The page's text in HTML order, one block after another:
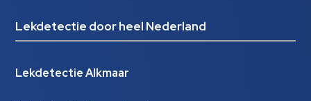
Lekdetectie door heel Nederland
Lekdetectie Alkmaar